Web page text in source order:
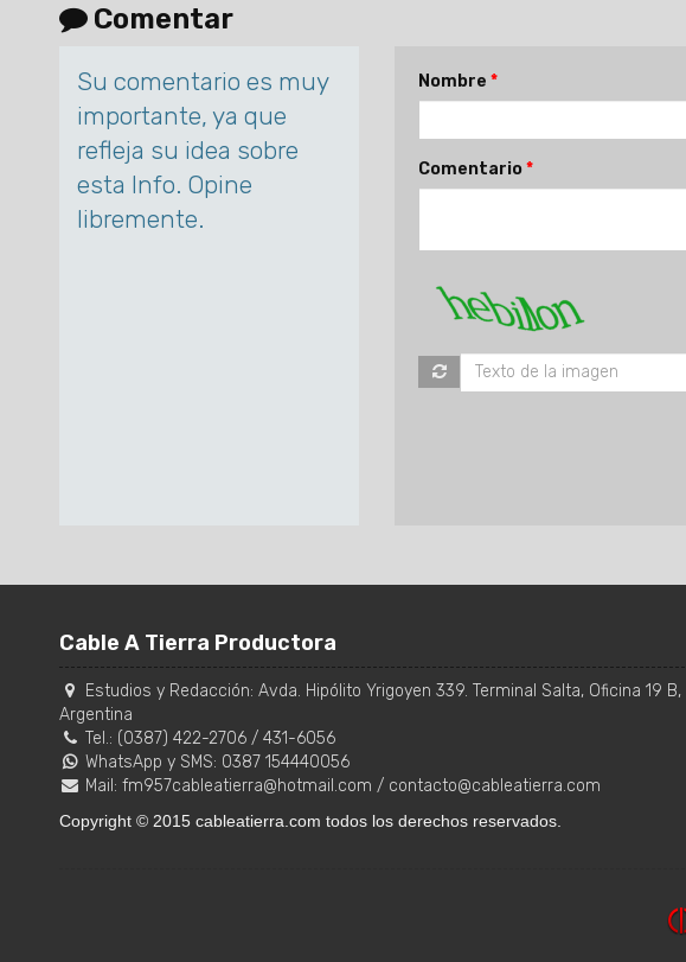
Comentar
Su comentario es muy
importante, ya que
refleja su idea sobre
esta Info. Opine
libremente.
Nombre
Comentario
Cable A Tierra Productora
Estudios y Redacción: Avda. Hipólito Yrigoyen 339. Terminal Salta, Oficina 19 B,
Argentina
Tel.: (0387) 422-2706 / 431-6056
WhatsApp y SMS: 0387 154440056
Mail: fm957cableatierra@hotmail.com / contacto@cableatierra.com
Copyright © 2015 cableatierra.com todos los derechos reservados.